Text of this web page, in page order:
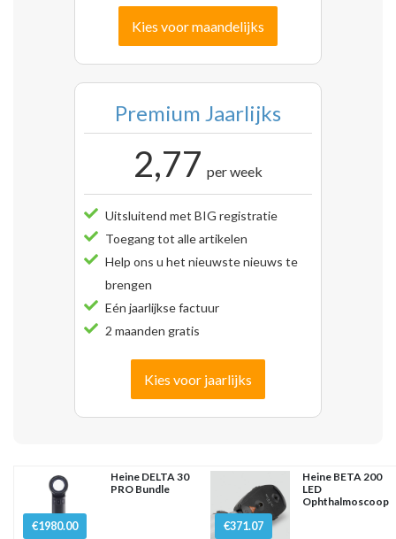
Kies voor maandelijks
Premium Jaarlijks
2,77 per week
Uitsluitend met BIG registratie
Toegang tot alle artikelen
Help ons u het nieuwste nieuws te
brengen
Eén jaarlijkse factuur
2 maanden gratis
Kies voor jaarlijks
€1980.00
Heine DELTA 30
PRO Bundle
€371.07
Heine BETA 200
LED
Ophthalmoscoop